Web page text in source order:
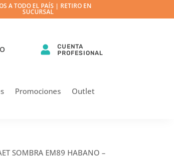
A TODO EL PAÍS | RETIRO EN
SUCURSAL

CUENTA
PROFESIONAL
Promociones
Outlet
SOMBRA EM89 HABANO –